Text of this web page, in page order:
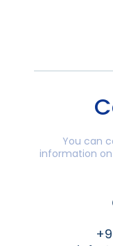
You can
information on